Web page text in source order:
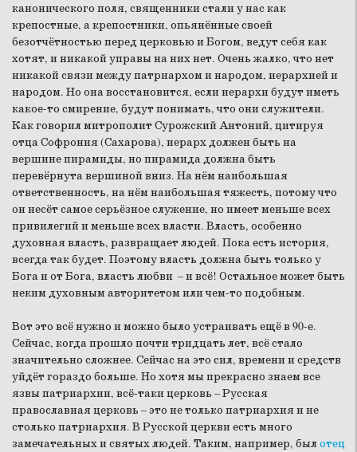
канонического поля, священники стали у нас как
крепостные, а крепостники, опьянённые своей
безотчётностью перед церковью и Богом, ведут себя как
хотят, и никакой управы на них нет. Очень жалко, что нет
никакой связи между патриархом и народом, иерархией и
народом. Но она восстановится, если иерархи будут иметь
какое-то смирение, будут понимать, что они служители.
Как говорил митрополит Сурожский Антоний, цитируя
отца Софрония (Сахарова), иерарх должен быть на
вершине пирамиды, но пирамида должна быть
перевёрнута вершиной вниз. На нём наибольшая
ответственность, на нём наибольшая тяжесть, потому что
он несёт самое серьёзное служение, но имеет меньше всех
привилегий и меньше всех власти. Власть, особенно
духовная власть, развращает людей. Пока есть история,
всегда так будет. Поэтому власть должна быть только у
Бога и от Бога, власть любви – и всё! Остальное может быть
неким духовным авторитетом или чем-то подобным.
Вот это всё нужно и можно было устраивать ещё в 90-е.
Сейчас, когда прошло почти тридцать лет, всё стало
значительно сложнее. Сейчас на это сил, времени и средств
уйдёт гораздо больше. Но хотя мы прекрасно знаем все
язвы патриархии, всё-таки церковь – Русская
православная церковь – это не только патриархия и не
столько патриархия. В Русской церкви есть много
замечательных и святых людей. Таким, например, былотец